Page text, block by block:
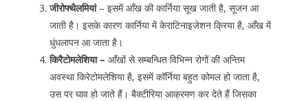
जीरोफ्थैलमियां – इसमें आँख की कार्निया सूख जाती है, सूजन आ
जाती है। इसके कारण कार्निया में केराटिनाइजेशन क्रिया है, आँख में
धुंधलापन आ जाता है।
किरैटोमलेशिया – आँखों से सम्बन्धित विभिन्न रोगों की अन्तिम
अवस्था किरेटोमलेशिया है, इसमें कॉर्निया बहुत कोमल हो जाता है,
उस पर घाव हो जाते हैं। बैक्टीरिया आक्रमण कर देते हैं जिसका